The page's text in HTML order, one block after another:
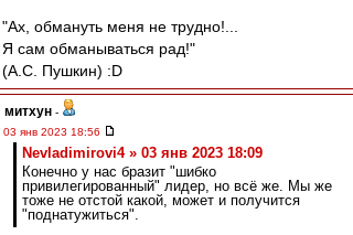
"Ах, обмануть меня не трудно!...
Я сам обманываться рад!"
(А.С. Пушкин) :D
митхун -
03 янв 2023 18:56
Nevladimirovi4 » 03 янв 2023 18:09
Конечно у нас бразит "шибко
привилегированный" лидер, но всё же. Мы же
тоже не отстой какой, может и получится
"поднатужиться".